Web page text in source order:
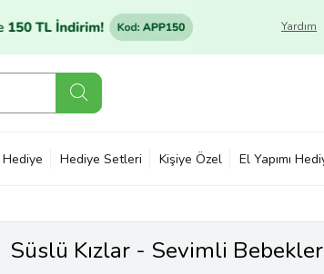
Yardım
Hediye Hediye Setleri Kişiye Özel El Yapımı
Süslü Kızlar - Sevimli